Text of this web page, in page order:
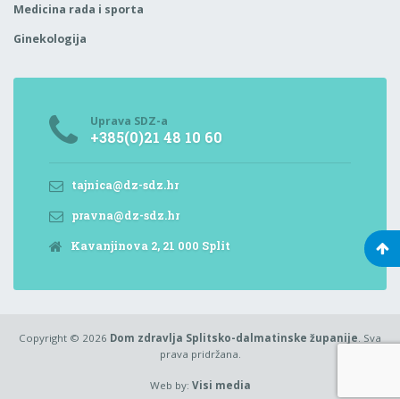
Medicina rada i sporta
Ginekologija
Uprava SDZ-a
+385(0)21 48 10 60
tajnica@dz-sdz.hr
pravna@dz-sdz.hr
Kavanjinova 2, 21 000 Split
Copyright © 2026 Dom zdravlja Splitsko-dalmatinske županije . Sva
prava pridržana.
Web by: Visi media